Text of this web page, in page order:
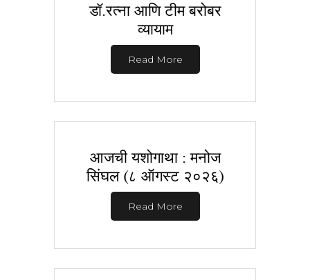
डॉ.रत्ना आणि टीम बरोबर
व्यायाम
Read More
आजची यशोगाथा : मनोज
सिंघल (८ ऑगस्ट २०२६)
Read More